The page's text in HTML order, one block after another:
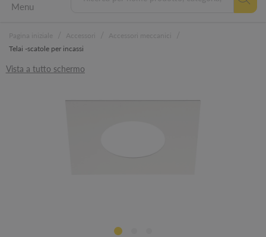
Menu
Telai -scatole per incassi
Vista a tutto schermo